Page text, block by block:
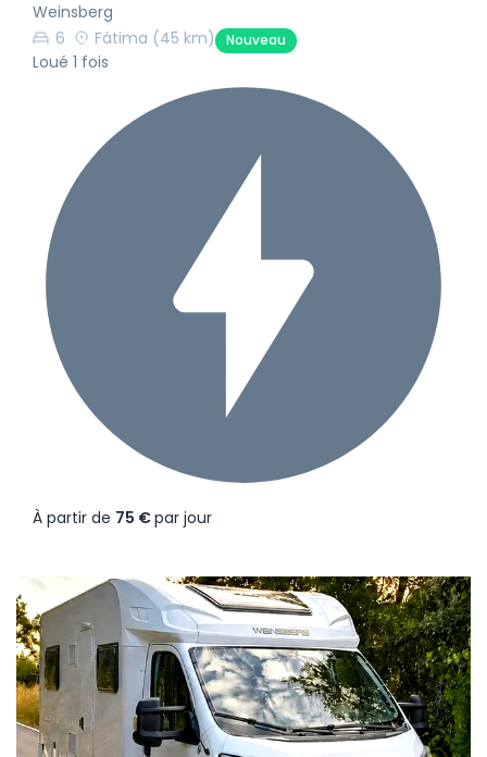
Weinsberg
6
Fátima (45 km) Nouveau
Loué 1 fois
À partir de 75 €par jour